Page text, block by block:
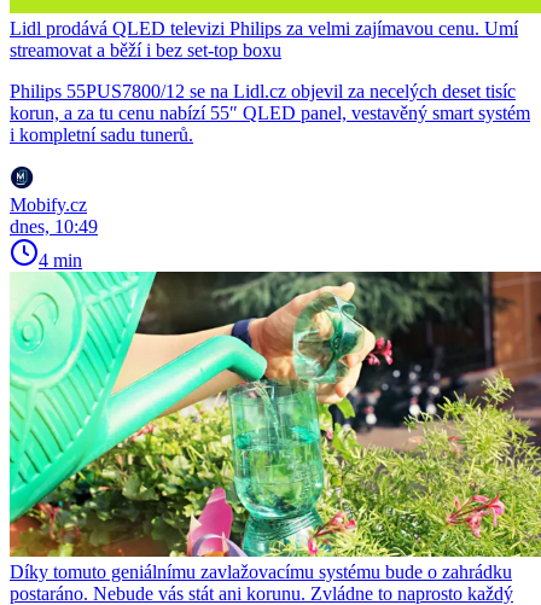
Lidl prodává QLED televizi Philips za velmi zajímavou cenu. Umí
streamovat a běží i bez set-top boxu
Philips 55PUS7800/12 se na Lidl.cz objevil za necelých deset tisíc
korun, a za tu cenu nabízí 55″ QLED panel, vestavěný smart systém
i kompletní sadu tunerů.
Mobify.cz
dnes, 10:49
4 min
Díky tomuto geniálnímu zavlažovacímu systému bude o zahrádku
postaráno. Nebude vás stát ani korunu. Zvládne to naprosto každý